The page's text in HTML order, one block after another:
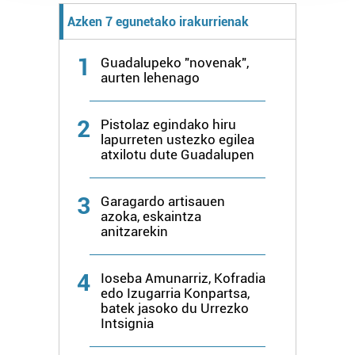
prozesatzen ditugu, zure IP zenbakia, besteak beste,
teknologia erabiliz, cookieak adibidez, iragarki eta eduki
neurtzeko, jendeari buruzko informazioa biltzeko eta
produktuak garatzeko. Zure datuak nork eta zertarako
erabiltzen dituen hauta dezakezu.
Bazkide batzuek ez dizute baimenik eskatzen, eta beren
interes komertzial legitimoetan babesten dira. Ikusi gure
bazkideen zerrenda, beren ustez zein helburutarako
duten interes legitimoa eta horren aurka nola egin
dezakezun ikusteko.
Lortu zure datu pertsonalak prozesatzeko moduari
buruzko informazio gehiago eta ezarri zure lehentasunak
datuen atalean. Edozein unetan alda edo ken dezakezu
zure baimena Cookieen adierazpenean.
Webgune honek cookie propioak eta hirugarrenen cookie-
Azken 7 egunetako irakurrienak
1
Guadalupeko "novenak",
aurten lehenago
2
Pistolaz egindako hiru
lapurreten ustezko egilea
atxilotu dute Guadalupen
3
Garagardo artisauen
azoka, eskaintza
anitzarekin
4
Ioseba Amunarriz, Kofradia
edo Izugarria Konpartsa,
batek jasoko du Urrezko
Intsignia